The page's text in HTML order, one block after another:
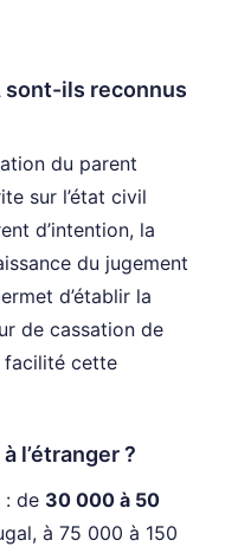
sont-ils reconnus
du parent
sur l’état civil
d’intention, la
du jugement
d’établir la
de cassation de
facilité cette
l’étranger ?
: de 30 000 à 50
à 75 000 à 150